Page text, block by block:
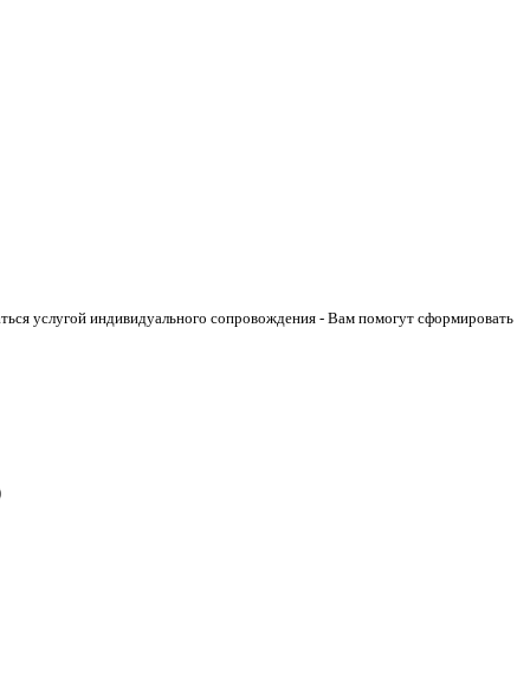
услугой индивидуального сопровождения - Вам помогут сформировать